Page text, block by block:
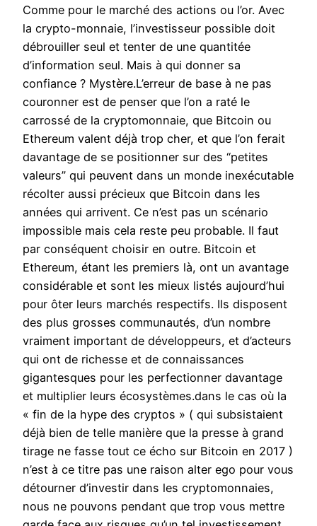
Comme pour le marché des actions ou l’or. Avec
la crypto-monnaie, l’investisseur possible doit
débrouiller seul et tenter de une quantitée
d’information seul. Mais à qui donner sa
confiance ? Mystère.L’erreur de base à ne pas
couronner est de penser que l’on a raté le
carrossé de la cryptomonnaie, que Bitcoin ou
Ethereum valent déjà trop cher, et que l’on ferait
davantage de se positionner sur des “petites
valeurs” qui peuvent dans un monde inexécutable
récolter aussi précieux que Bitcoin dans les
années qui arrivent. Ce n’est pas un scénario
impossible mais cela reste peu probable. Il faut
par conséquent choisir en outre. Bitcoin et
Ethereum, étant les premiers là, ont un avantage
considérable et sont les mieux listés aujourd’hui
pour ôter leurs marchés respectifs. Ils disposent
des plus grosses communautés, d’un nombre
vraiment important de développeurs, et d’acteurs
qui ont de richesse et de connaissances
gigantesques pour les perfectionner davantage
et multiplier leurs écosystèmes.dans le cas où la
« fin de la hype des cryptos » ( qui subsistaient
déjà bien de telle manière que la presse à grand
tirage ne fasse tout ce écho sur Bitcoin en 2017 )
n’est à ce titre pas une raison alter ego pour vous
détourner d’investir dans les cryptomonnaies,
nous ne pouvons pendant que trop vous mettre